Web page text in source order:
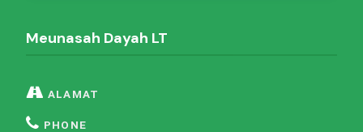
Meunasah Dayah LT
ALAMAT
PHONE